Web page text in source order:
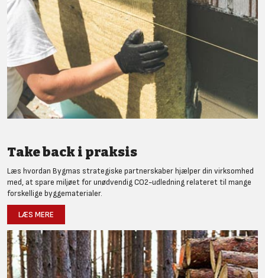
Take back i praksis
Læs hvordan Bygmas strategiske partnerskaber hjælper din virksomhed
med, at spare miljøet for unødvendig CO2-udledning relateret til mange
forskellige byggematerialer.
LÆS MERE